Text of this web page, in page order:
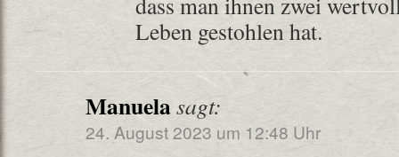
Leben gestohlen hat.
Manuelasagt:
24. August 2023 um 12:48 Uhr